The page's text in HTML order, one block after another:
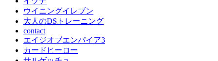
ウイニングイレブン
大人のDSトレーニング
contact
エイジオブエンパイア3
カードヒーロー